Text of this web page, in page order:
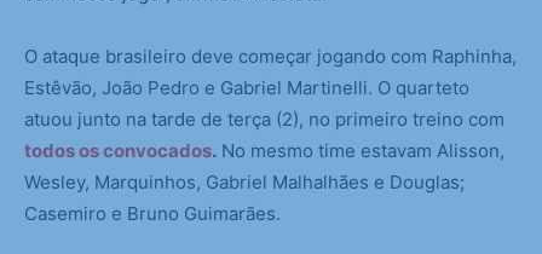
O ataque brasileiro deve começar jogando com Raphinha,
Estêvão, João Pedro e Gabriel Martinelli. O quarteto
atuou junto na tarde de terça (2), no primeiro treino com
todos os convocados. No mesmo time estavam Alisson,
Wesley, Marquinhos, Gabriel Malhalhães e Douglas;
Casemiro e Bruno Guimarães.